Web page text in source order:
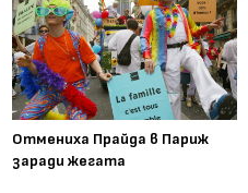
Отмениха Прайда в Париж
заради жегата